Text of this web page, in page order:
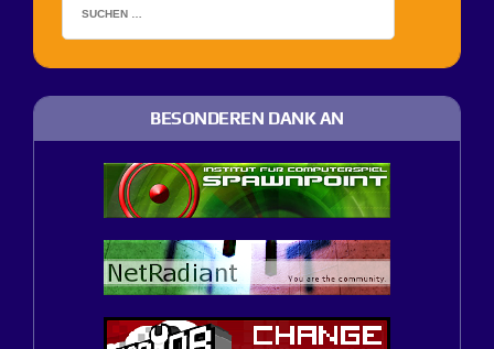
BESONDEREN DANK AN